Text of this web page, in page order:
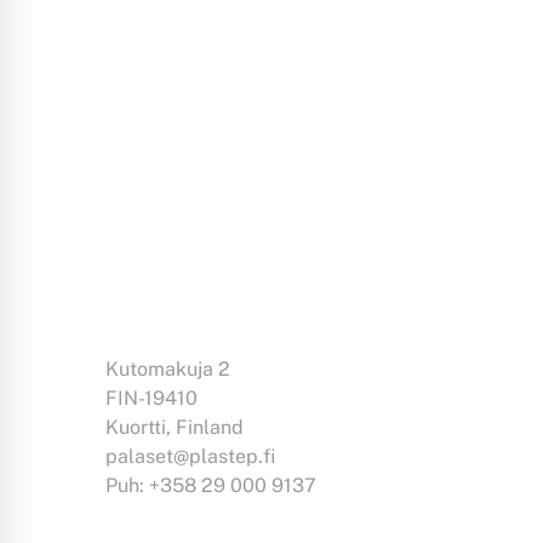
Kutomakuja 2
FIN-19410
Kuortti, Finland
palaset@plastep.fi
Puh: +358 29 000 9137